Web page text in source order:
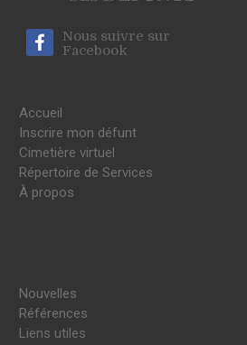
Nous suivre sur
Facebook
Accueil
Inscrire mon défunt
Cimetière virtuel
Répertoire de Services
À propos
Nouvelles
Références
Liens utiles